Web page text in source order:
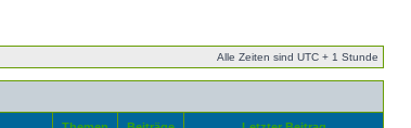
Alle Zeiten sind UTC + 1 Stunde